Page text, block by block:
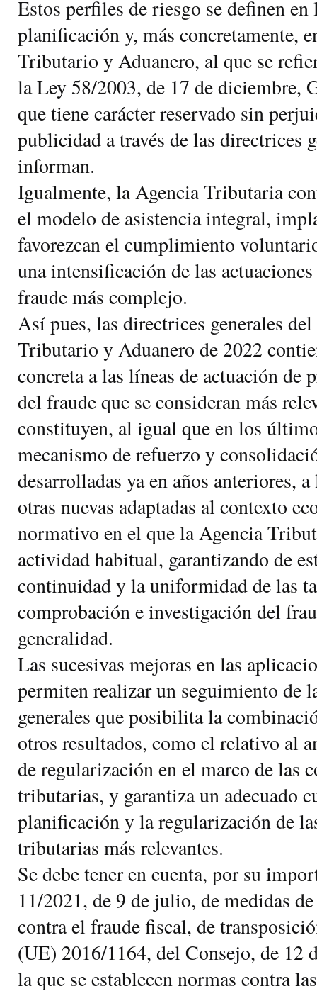
Estos perfiles de riesgo se definen
planificación y, más concretamente,
Tributario y Aduanero, al que se
la Ley 58/2003, de 17 de diciembre,
que tiene carácter reservado sin
publicidad a través de las directrices
informan.
Igualmente, la Agencia Tributaria
el modelo de asistencia integral,
favorezcan el cumplimiento
una intensificación de las
fraude más complejo.
Así pues, las directrices generales
Tributario y Aduanero de 2022
concreta a las líneas de actuación de
del fraude que se consideran más
constituyen, al igual que en los
mecanismo de refuerzo y
desarrolladas ya en años anteriores,
otras nuevas adaptadas al contexto
normativo en el que la Agencia
actividad habitual, garantizando de
continuidad y la uniformidad de las
comprobación e investigación del
generalidad.
Las sucesivas mejoras en las
permiten realizar un seguimiento de
generales que posibilita la
otros resultados, como el relativo al
de regularización en el marco de las
tributarias, y garantiza un adecuado
planificación y la regularización de
tributarias más relevantes.
Se debe tener en cuenta, por su
11/2021, de 9 de julio, de medidas
contra el fraude fiscal, de
(UE) 2016/1164, del Consejo, de 12
la que se establecen normas contra